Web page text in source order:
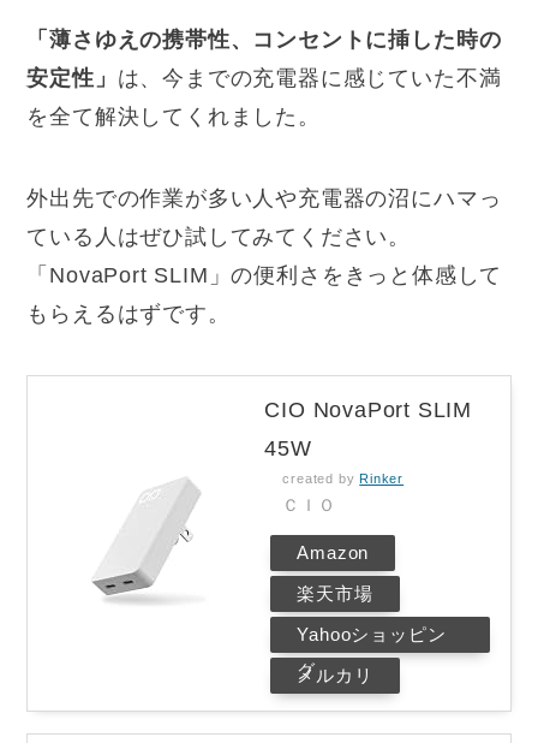
「薄さゆえの携帯性、コンセントに挿した時の
安定性」 は、今までの充電器に感じていた不満
を全て解決してくれました。
外出先での作業が多い人や充電器の沼にハマっ
ている人はぜひ試してみてください。
「NovaPort SLIM」の便利さをきっと体感して
もらえるはずです。
CIO NovaPort SLIM
45W
created by Rinker
ＣＩＯ
Amazon
楽天市場
Yahooショッピン
グ
メルカリ